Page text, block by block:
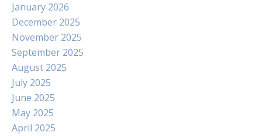
January 2026
December 2025
November 2025
September 2025
August 2025
July 2025
June 2025
May 2025
April 2025